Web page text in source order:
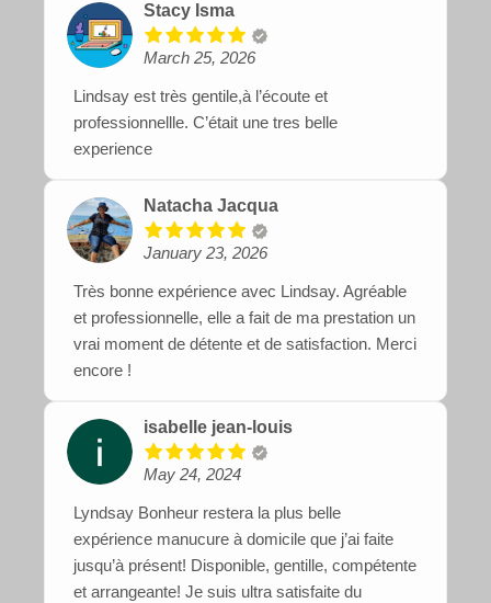
Stacy Isma
March 25, 2026
Lindsay est très gentile,à l’écoute et
professionnellle. C’était une tres belle
experience
Natacha Jacqua
January 23, 2026
Très bonne expérience avec Lindsay. Agréable
et professionnelle, elle a fait de ma prestation un
vrai moment de détente et de satisfaction. Merci
encore !
isabelle jean-louis
May 24, 2024
Lyndsay Bonheur restera la plus belle
expérience manucure à domicile que j’ai faite
jusqu’à présent! Disponible, gentille, compétente
et arrangeante! Je suis ultra satisfaite du